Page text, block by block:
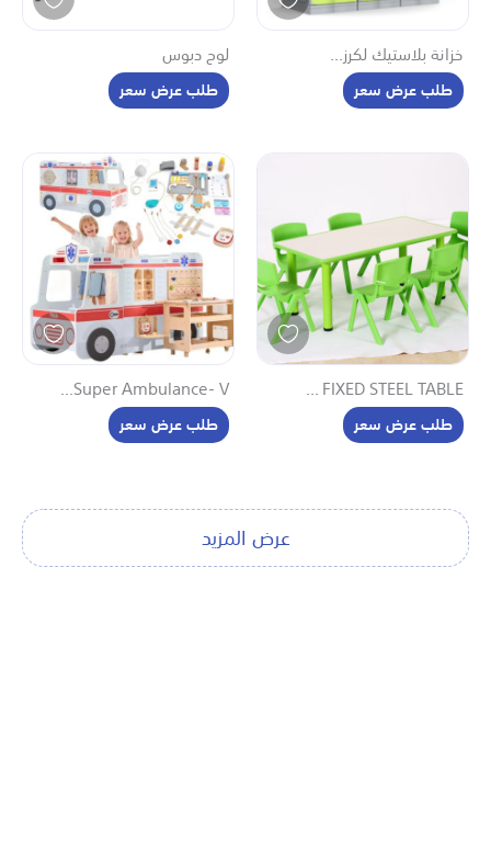
خزانة بلاستيك لكرز...
طلب عرض سعر
لوح دبوس
طلب عرض سعر
FIXED STEEL TABLE ...
طلب عرض سعر
Super Ambulance- V...
طلب عرض سعر
عرض المزيد